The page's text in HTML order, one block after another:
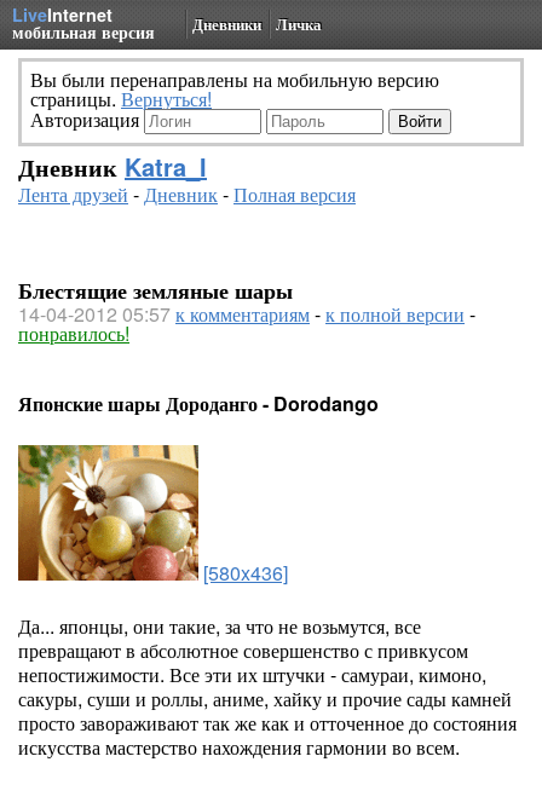
LiveInternet
мобильная версия Дневники Личка
Вы были перенаправлены на мобильную версию
страницы. Вернуться!
Авторизация
Дневник Katra_I
Лента друзей -Дневник-Полная версия
Блестящие земляные шары
14-04-2012 05:57к комментариям-к полной версии -
понравилось!
Японские шары Дороданго - Dorodango
[580x436]
Да... японцы, они такие, за что не возьмутся, все
превращают в абсолютное совершенство с привкусом
непостижимости. Все эти их штучки - самураи, кимоно,
сакуры, суши и роллы, аниме, хайку и прочие сады камней
просто завораживают так же как и отточенное до состояния
искусства мастерство нахождения гармонии во всем.